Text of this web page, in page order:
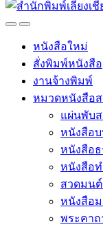
OpenClose
หนังสือใหม่
สั่งพิมพ์หนังสือ
งานจ้างพิมพ์
หมวดหนังสือ
แผ่นพับ
หนังสือ
หนังสือ
หนังสือ
สวดมน
หนังสือ
พระคา